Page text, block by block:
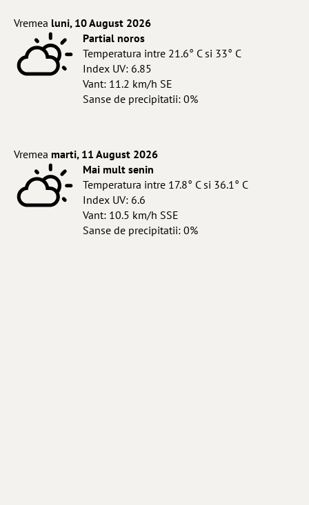
Vremea luni, 10 August 2026
Partial noros
Temperatura intre 21.6° C si 33° C
Index UV: 6.85
Vant: 11.2 km/h SE
Sanse de precipitatii: 0%
Vremea marti, 11 August 2026
Mai mult senin
Temperatura intre 17.8° C si 36.1° C
Index UV: 6.6
Vant: 10.5 km/h SSE
Sanse de precipitatii: 0%